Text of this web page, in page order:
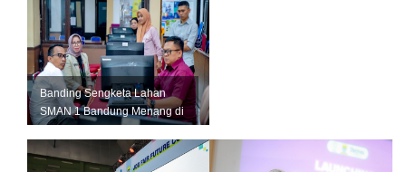
Banding Sengketa Lahan
SMAN 1 Bandung Menang di